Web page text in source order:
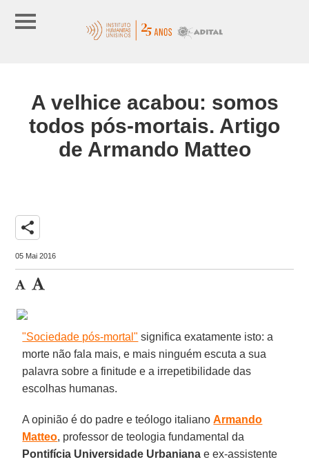
A velhice acabou: somos
todos pós-mortais. Artigo
de Armando Matteo
share
05 Mai 2016
"Sociedade pós-mortal" significa exatamente isto: a
morte não fala mais, e mais ninguém escuta a sua
palavra sobre a finitude e a irrepetibilidade das
escolhas humanas.
A opinião é do padre e teólogo italianoArmando
Matteo, professor de teologia fundamental da
Pontifícia Universidade Urbaniana e ex-assistente